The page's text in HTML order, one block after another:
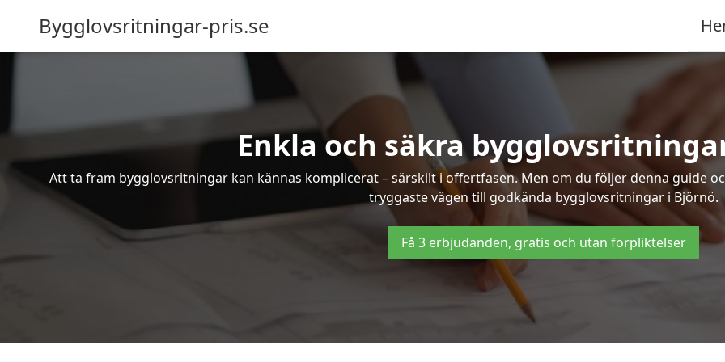
Bygglovsritningar-pris.se
Enkla och säkra
Att ta fram bygglovsritningar kan kännas komplicerat – särskilt i offertfasen. Men om du följer denna guide
tryggaste vägen till godkända bygglovsritningar i Björnö.
Få 3 erbjudanden, gratis och utan förpliktelser